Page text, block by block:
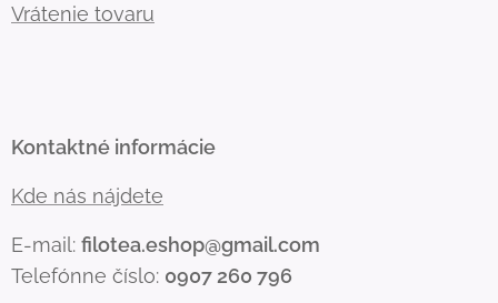
Vrátenie tovaru
Kontaktné informácie
Kde nás nájdete
E-mail: filotea.eshop@gmail.com
Telefónne číslo: 0907 260 796